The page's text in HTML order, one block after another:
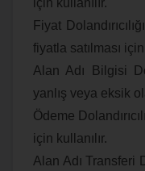
için kullanılır.
Fiyat
fiyatla satılması için
Alan Adı Bilgisi
yanlış veya eksik
Ödeme
için kullanılır.
Alan Adı Transferi